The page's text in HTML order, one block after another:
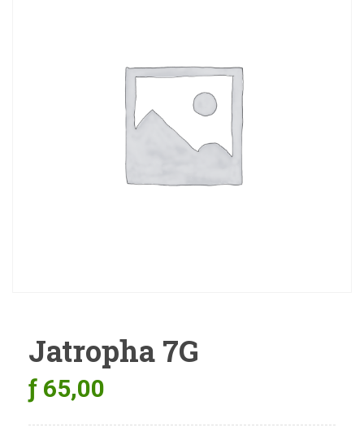
Jatropha 7G
ƒ 65,00